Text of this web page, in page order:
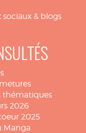
sociaux & blogs
thématiques
2026
2025
Manga